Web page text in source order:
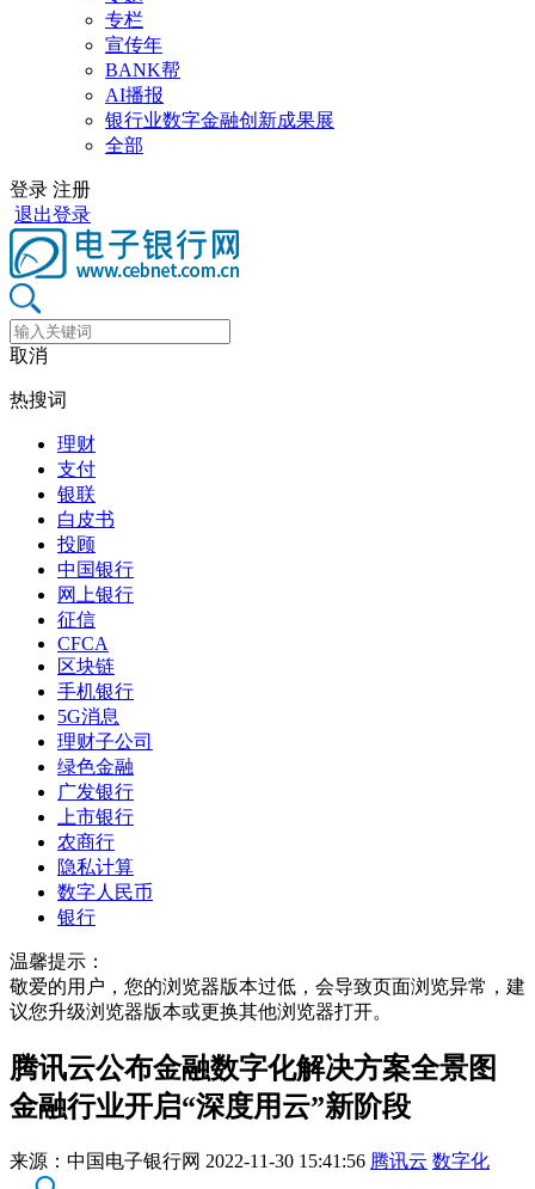
专栏
宣传年
BANK帮
AI播报
银行业数字金融创新成果展
全部
登录 注册
退出登录
取消
热搜词
理财
支付
银联
白皮书
投顾
中国银行
网上银行
征信
CFCA
区块链
手机银行
5G消息
理财子公司
绿色金融
广发银行
上市银行
农商行
隐私计算
数字人民币
银行
温馨提示：
敬爱的用户，您的浏览器版本过低，会导致页面浏览异常，建
议您升级浏览器版本或更换其他浏览器打开。
腾讯云公布金融数字化解决方案全景图
金融行业开启“深度用云”新阶段
来源： 中国电子银行网 2022-11-30 15:41:56 腾讯云 数字化